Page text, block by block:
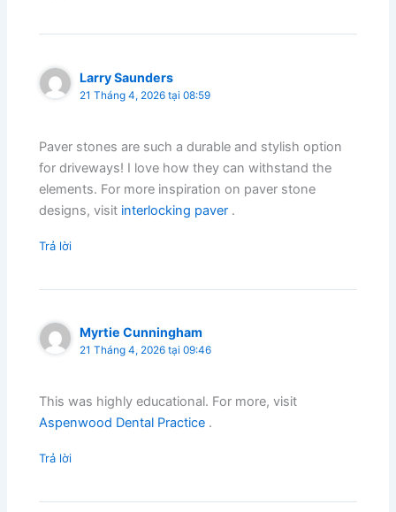
Larry Saunders
21 Tháng 4, 2026 tại 08:59
Paver stones are such a durable and stylish option
for driveways! I love how they can withstand the
elements. For more inspiration on paver stone
designs, visit interlocking paver .
Trả lời
Myrtie Cunningham
21 Tháng 4, 2026 tại 09:46
This was highly educational. For more, visit
Aspenwood Dental Practice .
Trả lời